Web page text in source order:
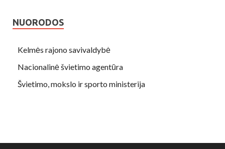
NUORODOS
Kelmės rajono savivaldybė
Nacionalinė švietimo agentūra
Švietimo, mokslo ir sporto ministerija